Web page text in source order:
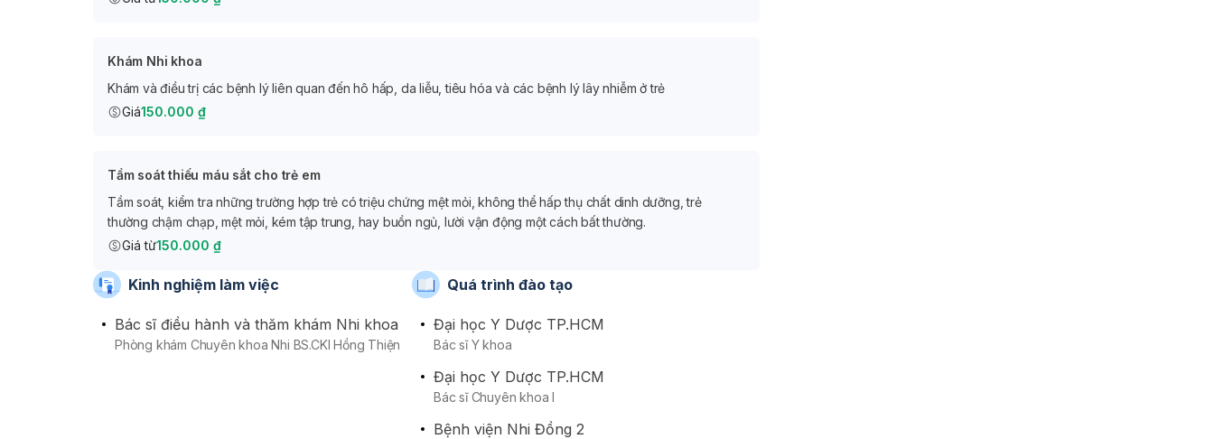
Khám Nhi khoa
Khám và điều trị các bệnh lý liên quan đến hô hấp, da liễu, tiêu hóa và các bệnh lý lây nhiễm ở trẻ
Giá150.000 ₫
Tầm soát thiếu máu sắt cho trẻ em
Tầm soát, kiểm tra những trường hợp trẻ có triệu chứng mệt mỏi, không thể hấp thụ chất dinh dưỡng, trẻ
thường chậm chạp, mệt mỏi, kém tập trung, hay buồn ngủ, lười vận động một cách bất thường.
Giá từ150.000 ₫
Kinh nghiệm làm việc
Bác sĩ điều hành và thăm khám Nhi khoa
Phòng khám Chuyên khoa Nhi BS.CKI Hồng Thiện
Quá trình đào tạo
Đại học Y Dược TP.HCM
Bác sĩ Y khoa
Đại học Y Dược TP.HCM
Bác sĩ Chuyên khoa I
Bệnh viện Nhi Đồng 2